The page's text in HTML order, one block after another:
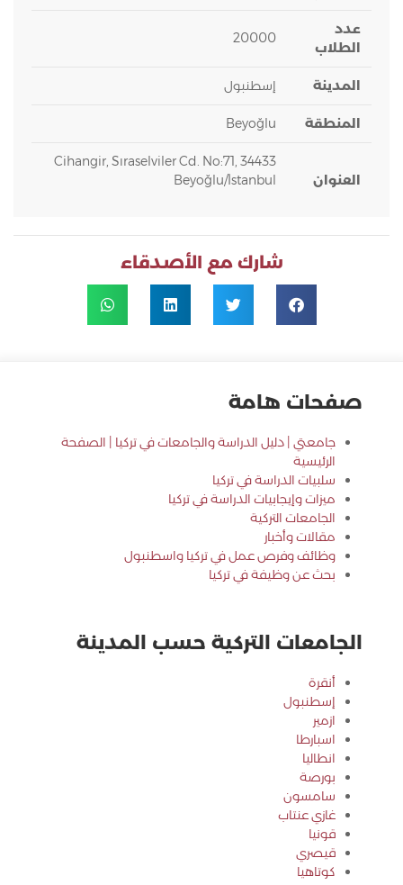
عدد
الطلاب
20000
المدينة إسطنبول
المنطقة Beyoğlu
العنوان
Cihangir, Sıraselviler Cd. No:71, 34433
Beyoğlu/İstanbul
شارك مع الأصدقاء
صفحات هامة
جامعتي | دليل الدراسة والجامعات في تركيا | الصفحة
الرئيسية
سلبيات الدراسة في تركيا
ميزات وإيجابيات الدراسة في تركيا
الجامعات التركية
مقالات وأخبار
وظائف وفرص عمل في تركيا واسطنبول
بحث عن وظيفة في تركيا
الجامعات التركية حسب المدينة
أنقرة
إسطنبول
ازمير
اسبارطا
انطاليا
بورصة
سامسون
غازي عنتاب
قونيا
قيصري
كوتاهيا